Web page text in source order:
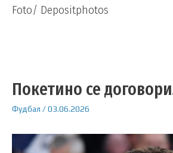
Foto/ Depositphotos
Покетино се
Фудбал /03.06.2026